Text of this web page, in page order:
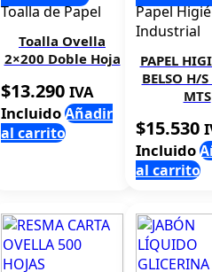
Toalla de Papel
Toalla Ovella
2×200 Doble Hoja
$13.290 IVA
IncluidoAñadir
al carrito
Papel
Industrial
PAPEL
BELSO H/
MTS
$15.530
Incluido
al carrito